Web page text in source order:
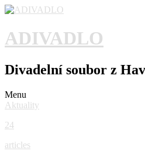
ADIVADLO
Divadelní soubor z
Menu
Aktuality
24
articles